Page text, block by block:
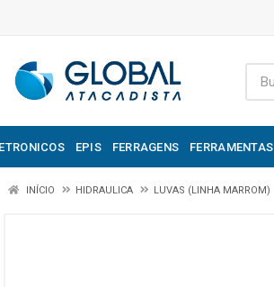
EPIS FERRAGENS FERRAMENTAS
INÍCIO HIDRAULICA LUVAS (LINHA MARROM)